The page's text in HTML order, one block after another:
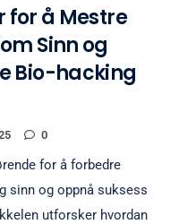
for å Mestre
Sinn og
Bio-hacking
0
for å forbedre
sinn og oppnå suksess
utforsker hvordan